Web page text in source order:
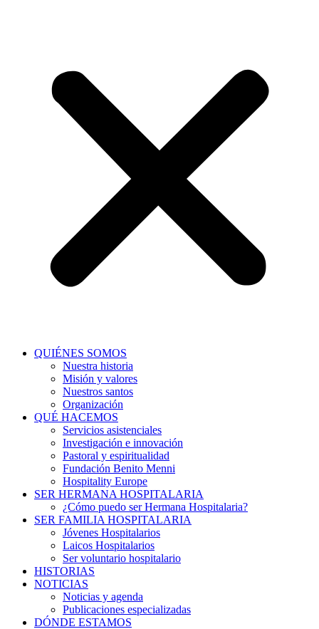
QUIÉNES SOMOS
Nuestra historia
Misión y valores
Nuestros santos
Organización
QUÉ HACEMOS
Servicios asistenciales
Investigación e innovación
Pastoral y espiritualidad
Fundación Benito Menni
Hospitality Europe
SER HERMANA HOSPITALARIA
¿Cómo puedo ser Hermana Hospitalaria?
SER FAMILIA HOSPITALARIA
Jóvenes Hospitalarios
Laicos Hospitalarios
Ser voluntario hospitalario
HISTORIAS
NOTICIAS
Noticias y agenda
Publicaciones especializadas
DÓNDE ESTAMOS